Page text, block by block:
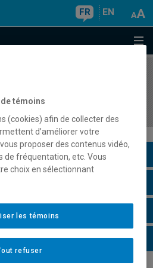
FR EN
témoins
(cookies) afin de collecter des
d’améliorer votre
proposer des contenus vidéo,
de fréquentation, etc. Vous
choix en sélectionnant
refuser
les témoins